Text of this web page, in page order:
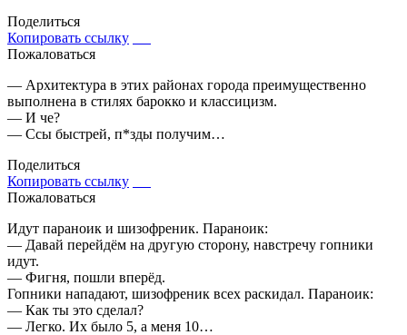
Поделиться
Копировать ссылку
Пожаловаться
— Архитектура в этих районах города преимущественно
выполнена в стилях барокко и классицизм.
— И че?
— Ссы быстрей, п*зды получим…
Поделиться
Копировать ссылку
Пожаловаться
Идут параноик и шизофреник. Параноик:
— Давай перейдём на другую сторону, навстречу гопники
идут.
— Фигня, пошли вперёд.
Гопники нападают, шизофреник всех раскидал. Параноик:
— Как ты это сделал?
— Легко. Их было 5, а меня 10…